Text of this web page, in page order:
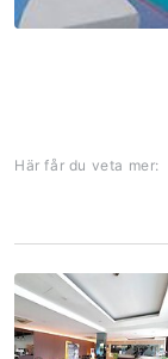
Här får du veta mer: